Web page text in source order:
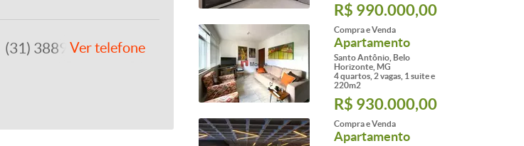
(31) 3889-4765Ver telefone
R$ 990.000,00
Compra e Venda
Apartamento
Santo Antônio, Belo
Horizonte, MG
4 quartos, 2 vagas, 1 suite e
220m2
R$ 930.000,00
Compra e Venda
Apartamento